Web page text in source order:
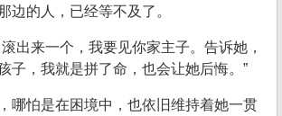
边的人，已经等不及了。
出来一个，我要见你家主子。告诉她，
子，我就是拼了命，也会让她后悔。”
哪怕是在困境中，也依旧维持着她一贯